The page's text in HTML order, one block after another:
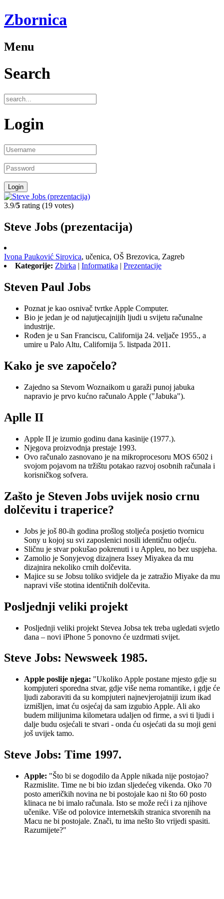
Zbornica
Menu
Search
Login
3.9/5 rating (19 votes)
Steve Jobs (prezentacija)
Ivona Pauković Sirovica, učenica, OŠ Brezovica, Zagreb
Kategorije: Zbirka | Informatika | Prezentacije
Steven Paul Jobs
Poznat je kao osnivač tvrtke Apple Computer.
Bio je jedan je od najutjecajnijih ljudi u svijetu računalne
industrije.
Rođen je u San Franciscu, Californija 24. veljače 1955., a
umire u Palo Altu, Californija 5. listpada 2011.
Kako je sve započelo?
Zajedno sa Stevom Woznaikom u garaži punoj jabuka
napravio je prvo kućno računalo Apple ("Jabuka").
Aplle II
Apple II je izumio godinu dana kasinije (1977.).
Njegova proizvodnja prestaje 1993.
Ovo računalo zasnovano je na mikroprocesoru MOS 6502 i
svojom pojavom na tržištu potakao razvoj osobnih računala i
korisničkog sofvera.
Zašto je Steven Jobs uvijek nosio crnu
dolčevitu i traperice?
Jobs je još 80-ih godina prošlog stoljeća posjetio tvornicu
Sony u kojoj su svi zaposlenici nosili identičnu odjeću.
Sličnu je stvar pokušao pokrenuti i u Appleu, no bez uspjeha.
Zamolio je Sonyjevog dizajnera Issey Miyakea da mu
dizajnira nekoliko crnih dolčevita.
Majice su se Jobsu toliko svidjele da je zatražio Miyake da mu
napravi više stotina identičnih dolčevita.
Posljednji veliki projekt
Posljednji veliki projekt Stevea Jobsa tek treba ugledati svjetlo
dana – novi iPhone 5 ponovno će uzdrmati svijet.
Steve Jobs: Newsweek 1985.
Apple poslije njega: "Ukoliko Apple postane mjesto gdje su
kompjuteri sporedna stvar, gdje više nema romantike, i gdje će
ljudi zaboraviti da su kompjuteri najnevjerojatniji izum ikad
izmišljen, imat ću osjećaj da sam izgubio Apple. Ali ako
budem milijunima kilometara udaljen od firme, a svi ti ljudi i
dalje budu osjećali te stvari - onda ću osjećati da su moji geni
još uvijek tamo.
Steve Jobs: Time 1997.
Apple: "Što bi se dogodilo da Apple nikada nije postojao?
Razmislite. Time ne bi bio izdan sljedećeg vikenda. Oko 70
posto američkih novina ne bi postojale kao ni što 60 posto
klinaca ne bi imalo računala. Isto se može reći i za njihove
učenike. Više od polovice internetskih stranica stvorenih na
Macu ne bi postojale. Znači, tu ima nešto što vrijedi spasiti.
Razumijete?"